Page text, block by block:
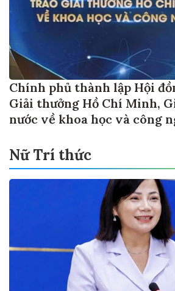
Chính phủ thành lập Hội
Giải thưởng Hồ Chí Minh,
nước về khoa học và công
Nữ Trí thức